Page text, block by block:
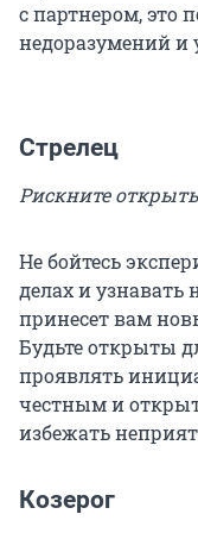
с партнером, это
недоразумений и
Стрелец
Рискните
Не бойтесь
делах и узнавать
принесет вам
Будьте открыты
проявлять
честным и
избежать
Козерог